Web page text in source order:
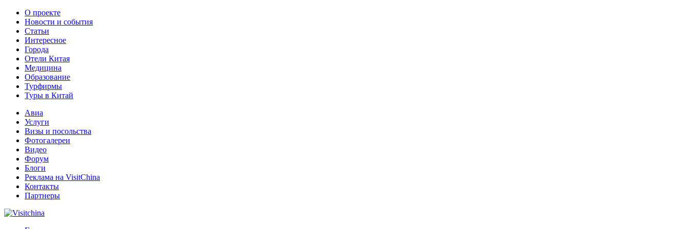
О проекте
Новости и события
Статьи
Интересное
Города
Отели Китая
Медицина
Образование
Турфирмы
Туры в Китай
Авиа
Услуги
Визы и посольства
Фотогалереи
Видео
Форум
Блоги
Реклама на VisitChina
Контакты
Партнеры